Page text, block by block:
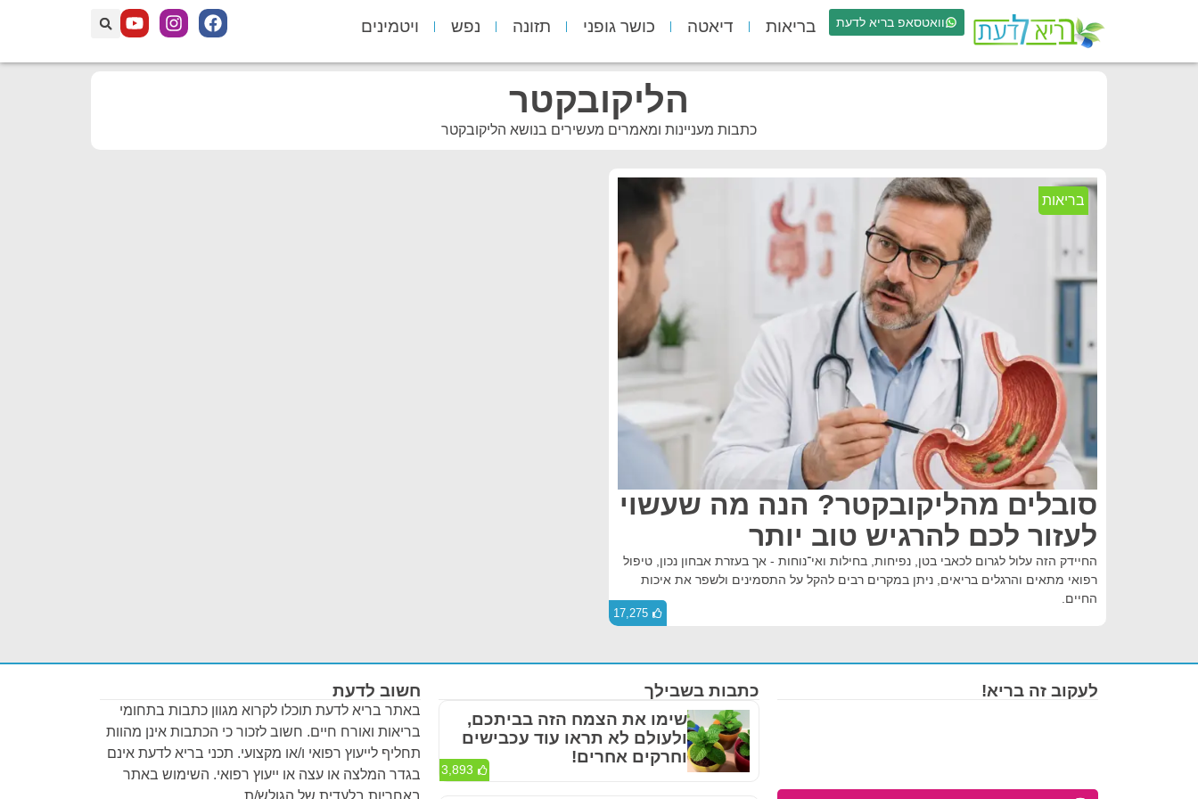
וואטסאפ בריא לדעת בריאות דיאטה כושר גופני תזונה נפש ויטמינים
הליקובקטר
כתבות מעניינות ומאמרים מעשירים בנושא הליקובקטר
בריאות
סובלים מהליקובקטר? הנה מה שעשוי
לעזור לכם להרגיש טוב יותר
החיידק הזה עלול לגרום לכאבי בטן, נפיחות, בחילות ואי־נוחות - אך בעזרת אבחון נכון, טיפול
רפואי מתאים והרגלים בריאים, ניתן במקרים רבים להקל על התסמינים ולשפר את איכות
החיים.
17,275
חשוב לדעת
באתר בריא לדעת תוכלו לקרוא מגוון כתבות בתחומי
בריאות ואורח חיים. חשוב לזכור כי הכתבות אינן מהוות
תחליף לייעוץ רפואי ו/או מקצועי. תכני בריא לדעת אינם
בגדר המלצה או עצה או ייעוץ רפואי. השימוש באתר
באחריות בלעדית של הגולש/ת.
כתבות בשבילך
שימו את הצמח הזה בביתכם,
ולעולם לא תראו עוד עכבישים
וחרקים אחרים!
3,893
לעקוב זה בריא!